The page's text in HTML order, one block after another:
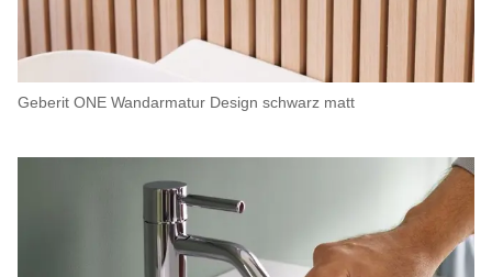
Geberit ONE Wandarmatur Design schwarz matt